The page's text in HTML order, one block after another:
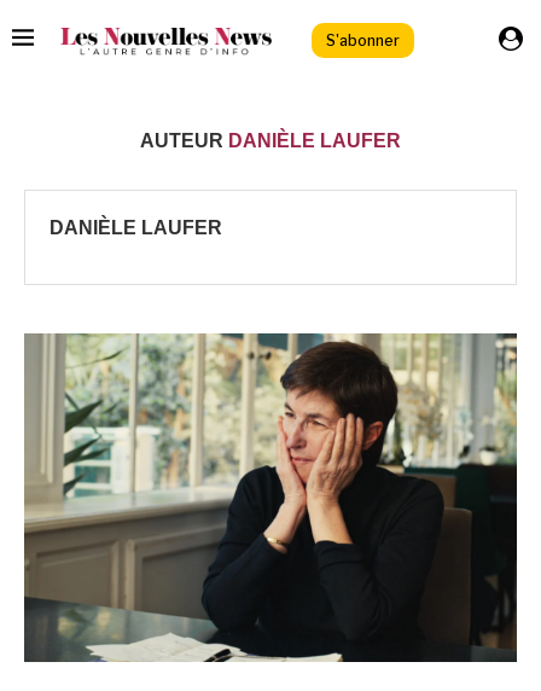
S'abonner
AUTEUR DANIÈLE LAUFER
DANIÈLE LAUFER